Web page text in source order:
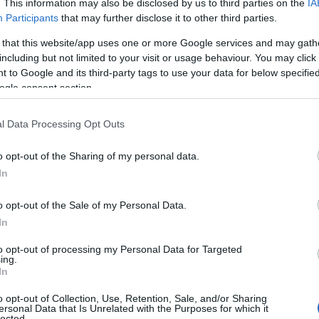
This information may also be disclosed by us to third parties on the
Participants that may further disclose it to other third parties.
that this website/app uses one or more Google services and may
but not limited to your visit or usage behaviour. You may
to Google and its third-party tags to use your data for below
consent section.
Data Processing Opt Outs
opt-out of the Sharing of my personal data.
opt-out of the Sale of my Personal Data.
opt-out of processing my Personal Data for Targeted
opt-out of Collection, Use, Retention, Sale, and/or Sharing
Data that Is Unrelated with the Purposes for which it
con la policía#Video
June 11, 2026
ως προτεινόμενη
στην Google